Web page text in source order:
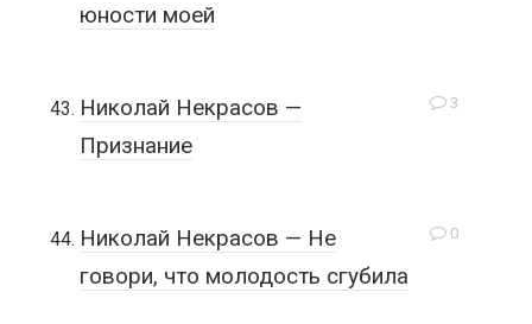
юности моей
3
Николай Некрасов —
Признание
0
Николай Некрасов — Не
говори, что молодость сгубила